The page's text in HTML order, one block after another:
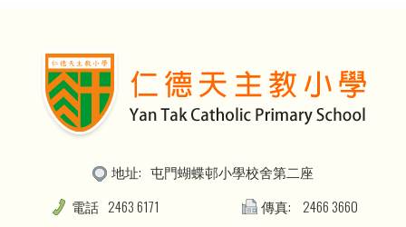
地址: 屯門蝴蝶邨小學校舍第二座
電話 2463 6171 傳真: 2466 3660